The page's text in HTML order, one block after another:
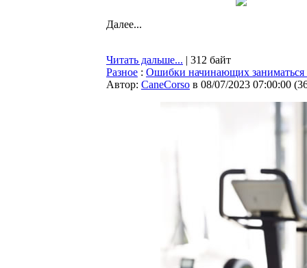
Далее...
Читать дальше... | 312 байт
Разное : Ошибки начинающих заниматься
Автор: CaneCorso в 08/07/2023 07:00:00 (